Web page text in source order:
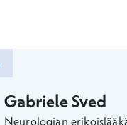
Gabriele Sved
Neurologian